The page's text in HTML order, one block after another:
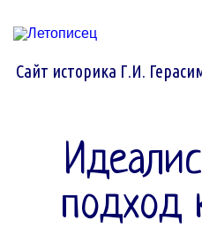
Сайт историка Г.И.
подход